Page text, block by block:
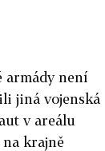
armády není
jiná vojenská
v areálu
krajně